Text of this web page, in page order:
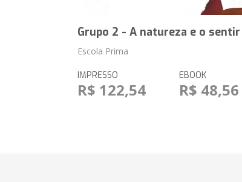
Grupo 2 - A natureza e o sentir
Escola Prima
IMPRESSO
R$ 122,54
EBOOK
R$ 48,56